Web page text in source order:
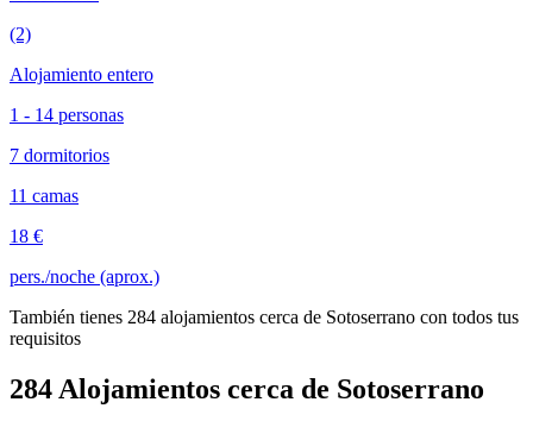
(2)
Alojamiento entero
1 - 14 personas
7 dormitorios
11 camas
18 €
pers./noche (aprox.)
También tienes 284 alojamientos cerca de Sotoserrano con todos tus
requisitos
284 Alojamientos cerca de Sotoserrano